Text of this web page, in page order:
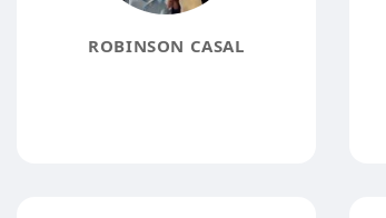
ROBINSON CASAL